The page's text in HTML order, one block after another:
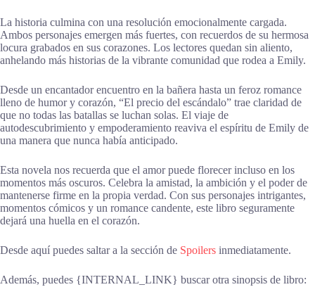
La historia culmina con una resolución emocionalmente cargada.
Ambos personajes emergen más fuertes, con recuerdos de su hermosa
locura grabados en sus corazones. Los lectores quedan sin aliento,
anhelando más historias de la vibrante comunidad que rodea a Emily.
Desde un encantador encuentro en la bañera hasta un feroz romance
lleno de humor y corazón, “El precio del escándalo” trae claridad de
que no todas las batallas se luchan solas. El viaje de
autodescubrimiento y empoderamiento reaviva el espíritu de Emily de
una manera que nunca había anticipado.
Esta novela nos recuerda que el amor puede florecer incluso en los
momentos más oscuros. Celebra la amistad, la ambición y el poder de
mantenerse firme en la propia verdad. Con sus personajes intrigantes,
momentos cómicos y un romance candente, este libro seguramente
dejará una huella en el corazón.
Desde aquí puedes saltar a la sección de Spoilers inmediatamente.
Además, puedes {INTERNAL_LINK} buscar otra sinopsis de libro: